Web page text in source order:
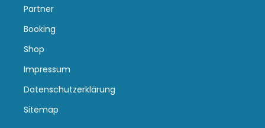
Partner
Booking
Shop
Impressum
Datenschutzerklärung
Sitemap